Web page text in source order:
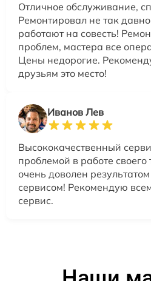
Отличное обслуживание,
Ремонтировал не так
работают на совесть!
проблем, мастера все
Цены недорогие.
друзьям это место!
Иванов Лев
Высококачественный
проблемой в работе своего
очень доволен
сервисом! Рекомендую
сервис.